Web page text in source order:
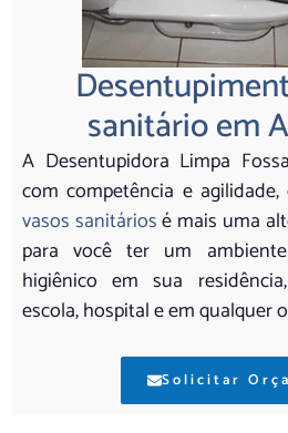
sanitário em
A Desentupidora Limpa
com competência e agilidade,
vasos sanitáriosé mais uma
para você ter um
higiênico em sua
escola, hospital e em qualquer
Solicitar